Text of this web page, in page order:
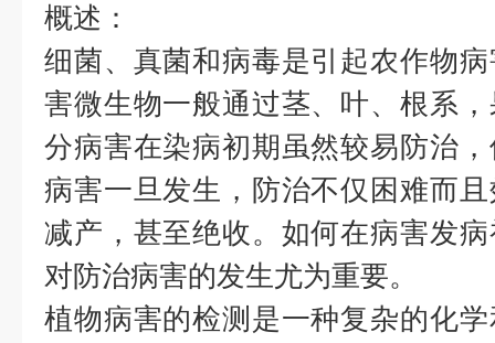
概述：
细菌、真菌和病毒是引起农作物
害微生物一般通过茎、叶、根系
分病害在染病初期虽然较易防治
病害一旦发生，防治不仅困难而
减产，甚至绝收。如何在病害发
对防治病害的发生尤为重要。
植物病害的检测是一种复杂的化